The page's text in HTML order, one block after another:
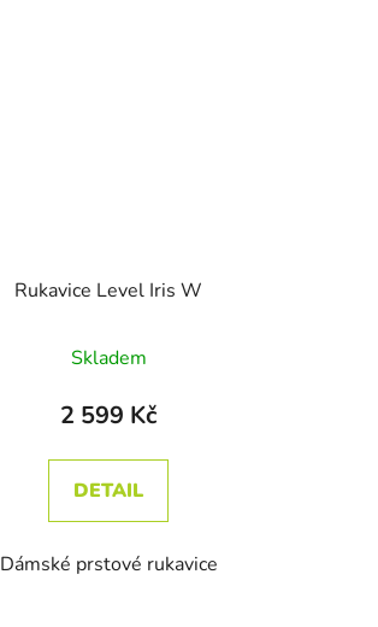
Rukavice Level Iris W
Skladem
2 599 Kč
DETAIL
Dámské prstové rukavice